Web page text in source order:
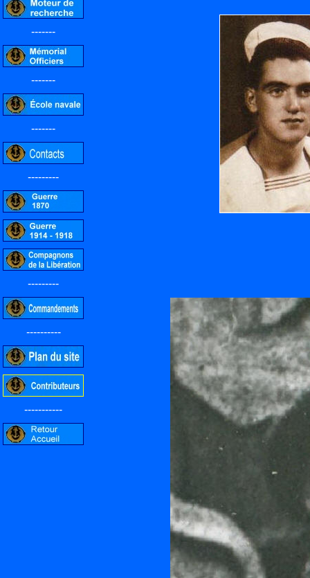
-------
-------
-------
---------
---------
----------
-----------